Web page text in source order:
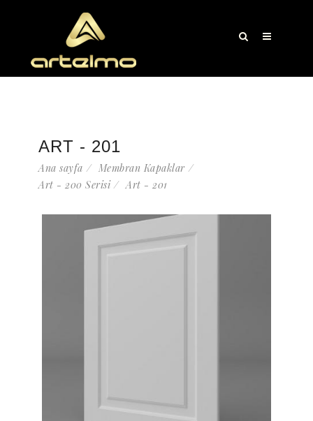
ART - 201
Ana sayfa
Membran Kapaklar
Art - 200 Serisi
Art - 201